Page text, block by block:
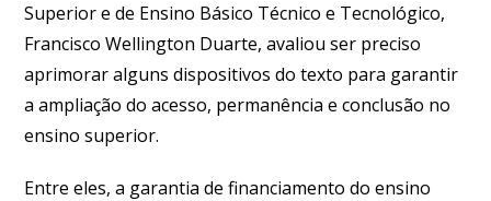
Superior e de Ensino Básico Técnico e Tecnológico,
Francisco Wellington Duarte, avaliou ser preciso
aprimorar alguns dispositivos do texto para garantir
a ampliação do acesso, permanência e conclusão no
ensino superior.
Entre eles, a garantia de financiamento do ensino